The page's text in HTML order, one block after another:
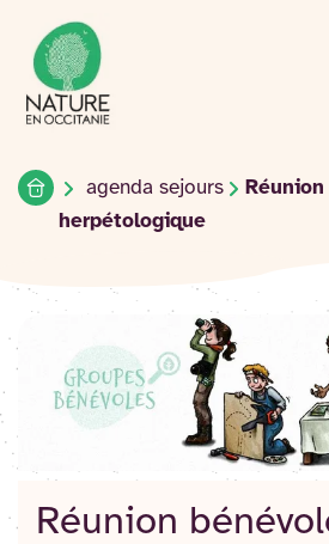
Accéder
au
contenu
Accueil du site
Accueilagenda sejours
herpétologique
Réunion